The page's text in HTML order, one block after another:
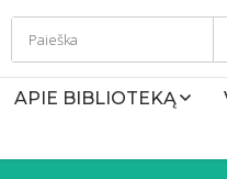
APIE BIBLIOTEKĄ